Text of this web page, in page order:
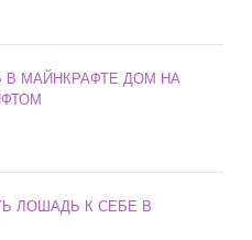
В МАЙНКРАФТЕ ДОМ НА
ЛОШАДЬ К СЕБЕ В